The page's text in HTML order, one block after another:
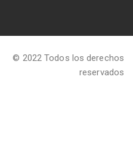
© 2022 Todos los derechos
reservados